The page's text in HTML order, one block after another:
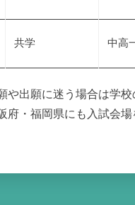
共学 中高
や出願に迷う場合は学
府・福岡県にも入試会